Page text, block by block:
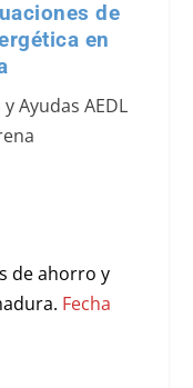
de
en
Ayudas AEDL
de ahorro y
Fecha